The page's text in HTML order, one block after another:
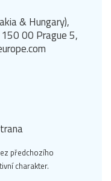
& Hungary),
00 Prague 5,
předchozího
charakter.